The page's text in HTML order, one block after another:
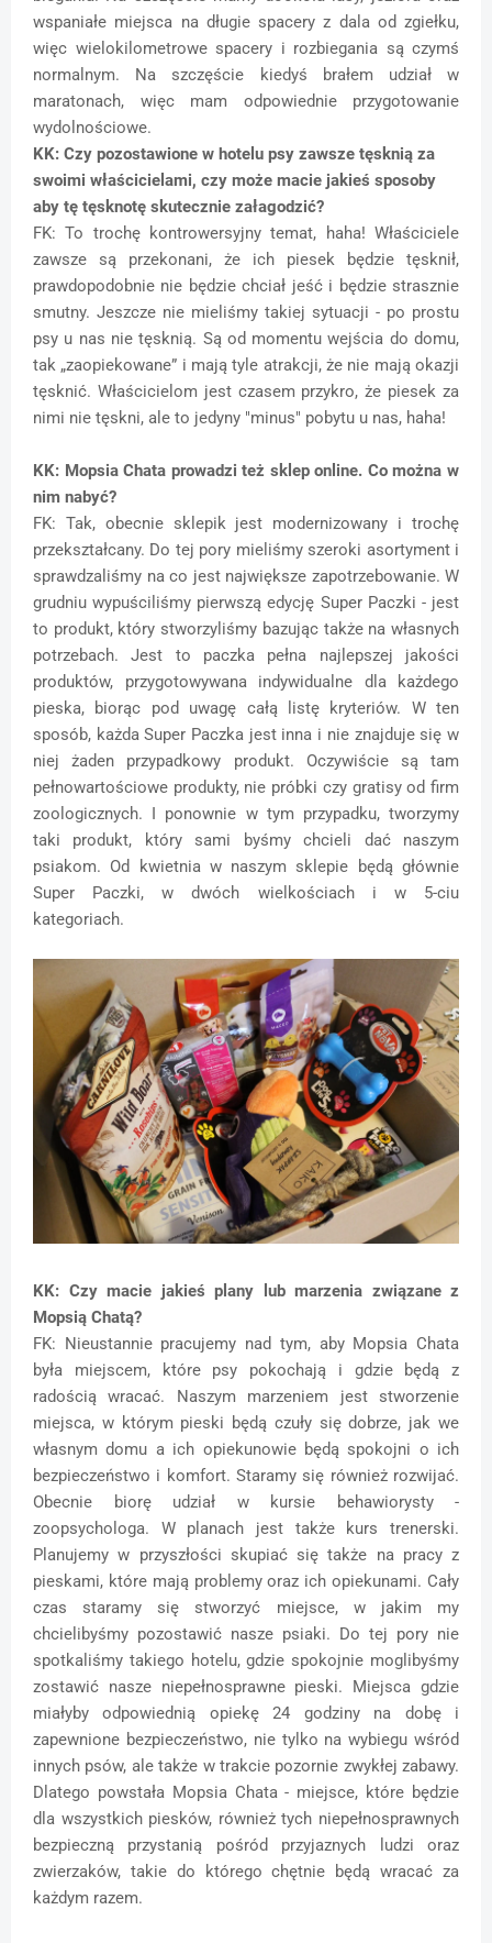
wspaniałe miejsca na długie spacery z dala od zgiełku,
więc wielokilometrowe spacery i rozbiegania są czymś
normalnym. Na szczęście kiedyś brałem udział w
maratonach, więc mam odpowiednie przygotowanie
wydolnościowe.
KK: Czy pozostawione w hotelu psy zawsze tęsknią za
swoimi właścicielami, czy może macie jakieś sposoby
aby tę tęsknotę skutecznie załagodzić?
FK: To trochę kontrowersyjny temat, haha! Właściciele
zawsze są przekonani, że ich piesek będzie tęsknił,
prawdopodobnie nie będzie chciał jeść i będzie strasznie
smutny. Jeszcze nie mieliśmy takiej sytuacji - po prostu
psy u nas nie tęsknią. Są od momentu wejścia do domu,
tak „zaopiekowane” i mają tyle atrakcji, że nie mają okazji
tęsknić. Właścicielom jest czasem przykro, że piesek za
nimi nie tęskni, ale to jedyny "minus" pobytu u nas, haha!
KK: Mopsia Chata prowadzi też sklep online. Co można w
nim nabyć?
FK: Tak, obecnie sklepik jest modernizowany i trochę
przekształcany. Do tej pory mieliśmy szeroki asortyment i
sprawdzaliśmy na co jest największe zapotrzebowanie. W
grudniu wypuściliśmy pierwszą edycję Super Paczki - jest
to produkt, który stworzyliśmy bazując także na własnych
potrzebach. Jest to paczka pełna najlepszej jakości
produktów, przygotowywana indywidualne dla każdego
pieska, biorąc pod uwagę całą listę kryteriów. W ten
sposób, każda Super Paczka jest inna i nie znajduje się w
niej żaden przypadkowy produkt. Oczywiście są tam
pełnowartościowe produkty, nie próbki czy gratisy od firm
zoologicznych. I ponownie w tym przypadku, tworzymy
taki produkt, który sami byśmy chcieli dać naszym
psiakom. Od kwietnia w naszym sklepie będą głównie
Super Paczki, w dwóch wielkościach i w 5-ciu
kategoriach.
KK: Czy macie jakieś plany lub marzenia związane z
Mopsią Chatą?
FK: Nieustannie pracujemy nad tym, aby Mopsia Chata
była miejscem, które psy pokochają i gdzie będą z
radością wracać. Naszym marzeniem jest stworzenie
miejsca, w którym pieski będą czuły się dobrze, jak we
własnym domu a ich opiekunowie będą spokojni o ich
bezpieczeństwo i komfort. Staramy się również rozwijać.
Obecnie biorę udział w kursie behawiorysty -
zoopsychologa. W planach jest także kurs trenerski.
Planujemy w przyszłości skupiać się także na pracy z
pieskami, które mają problemy oraz ich opiekunami. Cały
czas staramy się stworzyć miejsce, w jakim my
chcielibyśmy pozostawić nasze psiaki. Do tej pory nie
spotkaliśmy takiego hotelu, gdzie spokojnie moglibyśmy
zostawić nasze niepełnosprawne pieski. Miejsca gdzie
miałyby odpowiednią opiekę 24 godziny na dobę i
zapewnione bezpieczeństwo, nie tylko na wybiegu wśród
innych psów, ale także w trakcie pozornie zwykłej zabawy.
Dlatego powstała Mopsia Chata - miejsce, które będzie
dla wszystkich piesków, również tych niepełnosprawnych
bezpieczną przystanią pośród przyjaznych ludzi oraz
zwierzaków, takie do którego chętnie będą wracać za
każdym razem.